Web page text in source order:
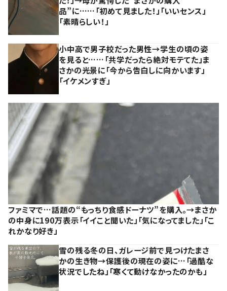
品”に……「初めて見ました！」「いいセンス」
「素晴らしい！」
小中高で男子校だった男性→学生の頃の姿
を見ると……「共学だったら絶対モテてた」ま
さかの光景に「今から告白しに向かいます」
「イケメンすぎ」
ファミマで…話題の“もっちり食感ドーナツ”を購入。→まさか
の中身に190万表示「イイこと聞いた」「気になってました」「こ
れかなり好き」
雪の残る冬の日、ガレージ前で見つけたまさ
かの生き物→保護後の現在の姿に…「過酷な
状況でしたね」「寒くて動けなかったのかも」